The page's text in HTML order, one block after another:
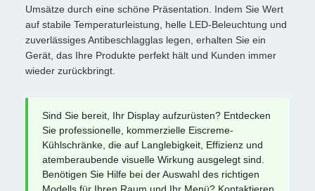
Umsätze durch eine schöne Präsentation. Indem Sie Wert
auf stabile Temperaturleistung, helle LED-Beleuchtung und
zuverlässiges Antibeschlagglas legen, erhalten Sie ein
Gerät, das Ihre Produkte perfekt hält und Kunden immer
wieder zurückbringt.
Sind Sie bereit, Ihr Display aufzurüsten? Entdecken
Sie professionelle, kommerzielle Eiscreme-
Kühlschränke, die auf Langlebigkeit, Effizienz und
atemberaubende visuelle Wirkung ausgelegt sind.
Benötigen Sie Hilfe bei der Auswahl des richtigen